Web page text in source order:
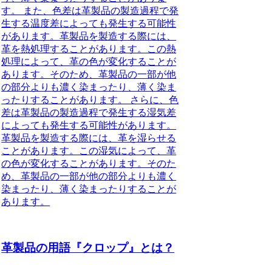
す。 また、色差は革製品の製造過程で発
生する温度差によっても発生する可能性
があります。革製品を製造する際には、
革を熱処理することがあります。この熱
処理によって、革の色が変化することが
あります。そのため、革製品の一部が他
の部分よりも濃く染まったり、薄く染ま
ったりすることがあります。 さらに、色
差は革製品の製造過程で発生する湿気差
によっても発生する可能性があります。
革製品を製造する際には、革を湿らせる
ことがあります。この湿気によって、革
の色が変化することがあります。そのた
め、革製品の一部が他の部分よりも濃く
染まったり、薄く染まったりすることが
あります。
革製品の用語『クロップ』とは？